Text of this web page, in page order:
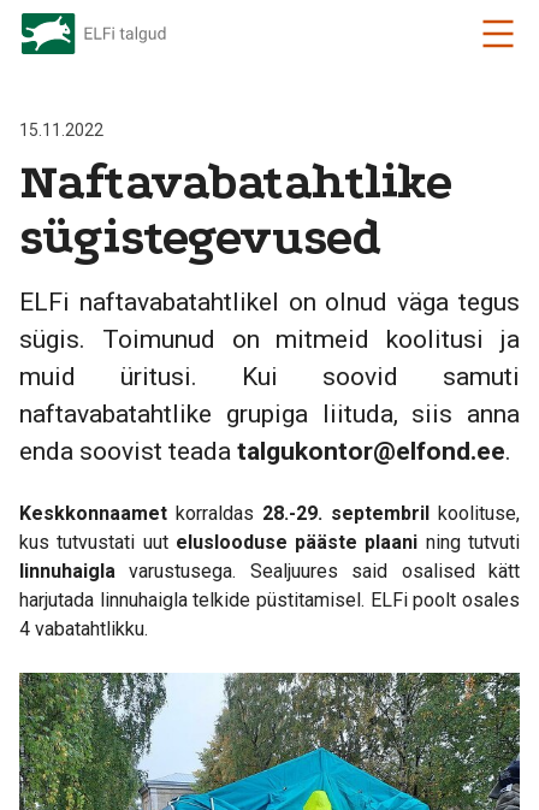
15.11.2022
Naftavabatahtlike
sügistegevused
ELFi naftavabatahtlikel on olnud väga tegus
sügis. Toimunud on mitmeid koolitusi ja
muid üritusi. Kui soovid samuti
naftavabatahtlike grupiga liituda, siis anna
enda soovist teada talgukontor@elfond.ee.
Keskkonnaamet korraldas 28.-29. septembril koolituse,
kus tutvustati uut eluslooduse pääste plaani ning tutvuti
linnuhaigla varustusega. Sealjuures said osalised kätt
harjutada linnuhaigla telkide püstitamisel. ELFi poolt osales
4 vabatahtlikku.